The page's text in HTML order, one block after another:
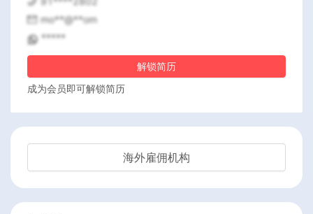
mo**@**om
*****
解锁简历
成为会员即可解锁简历
海外雇佣机构